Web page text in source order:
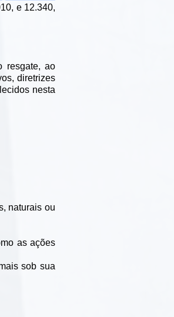
e 12.340,
resgate, ao
diretrizes
nesta
naturais ou
as ações
sob sua